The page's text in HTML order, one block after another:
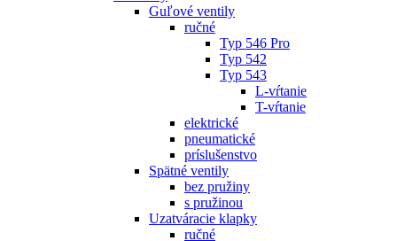
Guľové ventily
ručné
Typ 546 Pro
Typ 542
Typ 543
L-vŕtanie
T-vŕtanie
elektrické
pneumatické
príslušenstvo
Spätné ventily
bez pružiny
s pružinou
Uzatváracie klapky
ručné